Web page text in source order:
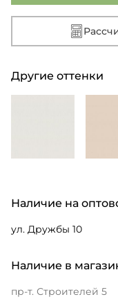
Другие оттенки
Наличие на
ул. Дружбы 10
Наличие в
пр-т. Строителей 5